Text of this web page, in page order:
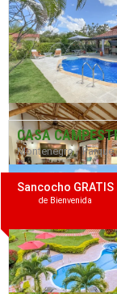
Sancocho GRATIS
de Bienvenida
CASA
Montenegro / Parque